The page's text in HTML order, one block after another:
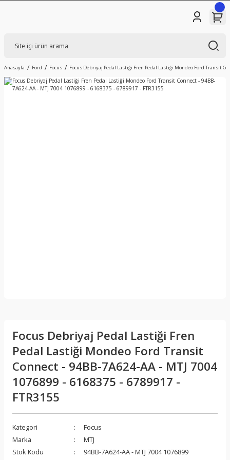
Anasayfa Ford Focus Focus Debriyaj Pedal Lastiği Fren Pedal Lastiği Mondeo Ford Transit
Focus Debriyaj Pedal Lastiği Fren
Pedal Lastiği Mondeo Ford Transit
Connect - 94BB-7A624-AA - MTJ 7004
1076899 - 6168375 - 6789917 -
FTR3155
Kategori
Focus
Marka
MTJ
Stok Kodu
94BB-7A624-AA - MTJ 7004 1076899